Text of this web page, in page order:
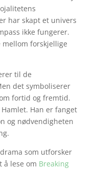
har skapt et univers
ikke fungerer.
mellom forskjellige
til de
det symboliserer
fortid og fremtid.
Han er fanget
og nødvendigheten
som utforsker
å lese om Breaking